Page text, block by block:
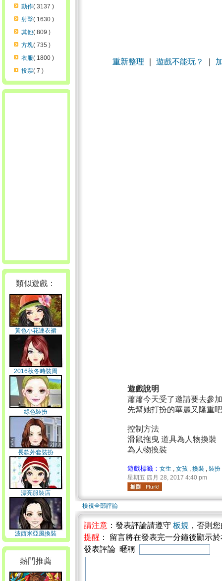
動作( 3137 )
射擊( 1630 )
其他( 809 )
方塊( 735 )
衣服( 1800 )
投票( 7 )
類似遊戲：
黃色小花連衣裙
2016秋冬時裝周
綠色裝扮
長款外套裝扮
漂亮服裝店
波西米亞風換裝
熱門推薦
重新整理 ｜遊戲不能玩？
遊戲說明
蕭蕭今天受了邀請要去參
先幫她打扮的華麗又隆重
控制方法
滑鼠拖曳 道具為人物換裝
為人物換裝
遊戲標籤： 女生 , 女孩 , 換裝 , 裝扮
星期五 四月 28, 2017 4:40 pm
檢視全部評論
請注意 ：發表評論請遵守 板規 ，否則
提醒 ： 留言將在發表完一分鐘後顯示
發表評論 暱稱